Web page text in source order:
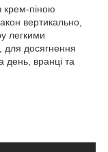
крем-піною
вертикально,
легкими
досягнення
день, вранці та